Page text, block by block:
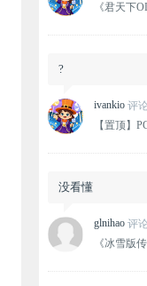
《君天下
?
ivankio 评
【置顶】
没看懂
glnihao 评
《冰雪版